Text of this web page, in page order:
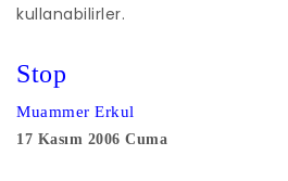
kullanabilirler.
Stop
Muammer Erkul
17 Kasım 2006 Cuma